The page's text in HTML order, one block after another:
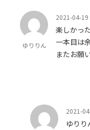
ゆりりん
2021-04-
楽しかっ
一本目は
またお願
2021-
ゆり